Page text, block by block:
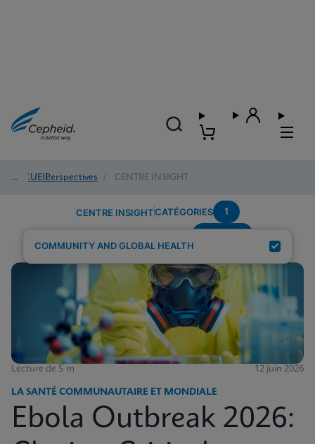
ACCUEIL
/ Perspectives / CENTRE INSIGHT
CENTRE INSIGHTCATÉGORIES 1
COMMUNITY AND GLOBAL HEALTH
Lecture de 5 m 12 juin 2026
LA SANTÉ COMMUNAUTAIRE ET MONDIALE
Ebola Outbreak 2026: